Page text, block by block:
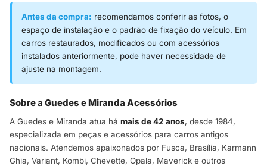
Antes da compra: recomendamos conferir as fotos, o
espaço de instalação e o padrão de fixação do veículo. Em
carros restaurados, modificados ou com acessórios
instalados anteriormente, pode haver necessidade de
ajuste na montagem.
Sobre a Guedes e Miranda Acessórios
A Guedes e Miranda atua há mais de 42 anos, desde 1984,
especializada em peças e acessórios para carros antigos
nacionais. Atendemos apaixonados por Fusca, Brasília, Karmann
Ghia, Variant, Kombi, Chevette, Opala, Maverick e outros